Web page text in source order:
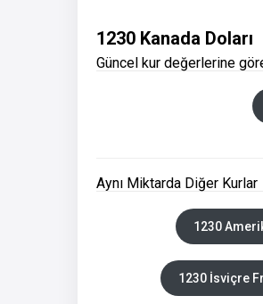
1230 Kanada Doları
Güncel kur değerlerine
Aynı Miktarda Diğer Kurlar
1230
1230 İsviçre